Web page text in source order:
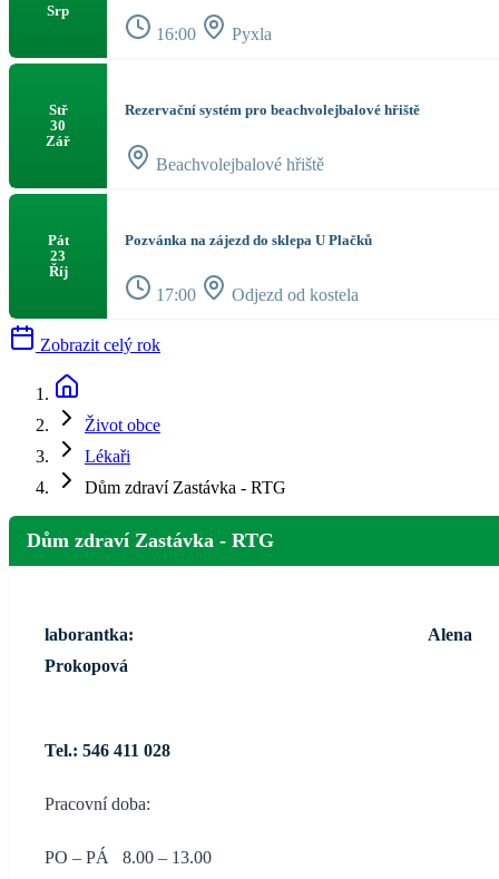
Srp
16:00 Pyxla
Stř
30
Zář
Rezervační systém pro beachvolejbalové hřiště
Beachvolejbalové hřiště
Pát
23
Říj
Pozvánka na zájezd do sklepa U Plačků
17:00 Odjezd od kostela
Zobrazit celý rok
Život obce
Lékaři
Dům zdraví Zastávka - RTG
Dům zdraví Zastávka - RTG
laborantka: Alena
Prokopová
Tel.: 546 411 028
Pracovní doba:
PO – PÁ 8.00 – 13.00